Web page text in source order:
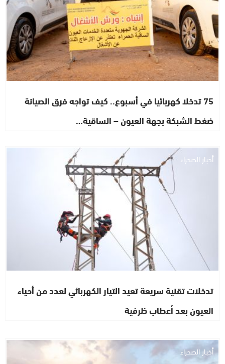
75 تدخلا كهربائيا في أسبوع.. كيف تواجه فرق الصيانة
ضغط الشبكة بجهة العيون – الساقية…
أخبار الصحراء
تدخلات تقنية سريعة تعيد التيار الكهربائي لعدد من أحياء
العيون بعد أعطاب ظرفية
أخبار الصحراء